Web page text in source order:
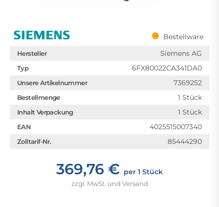
Bestellware
Hersteller Siemens AG
Typ 6FX80022CA341DA0
Unsere Artikelnummer 7369252
Bestellmenge 1 Stück
Inhalt Verpackung 1 Stück
EAN 4025515007340
Zolltarif-Nr. 85444290
369,76 € per 1 Stück
zzgl. MwSt. und Versand